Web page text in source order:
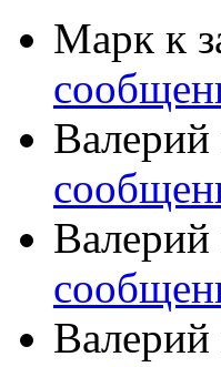
Марк к
Валерий
Валерий
Валерий